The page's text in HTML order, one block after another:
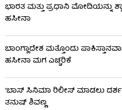
ಭಾರತ ಮತ್ತು ಪ್ರಧಾನಿ ಮೋದಿಯನ್ನು
ಹಸೀನಾ
ಬಾಂಗ್ಲಾದೇಶ ಮತ್ತೊಂದು
ಹಸೀನಾ ಮಗ ಎಚ್ಚರಿಕೆ
‘ಬಾಸ್ ಸಿನಿಮಾ ರಿಲೀಸ್ ಮಾಡಲು ದರ್ಶನ್
ತನುಷ್ ಶಿವಣ್ಣ